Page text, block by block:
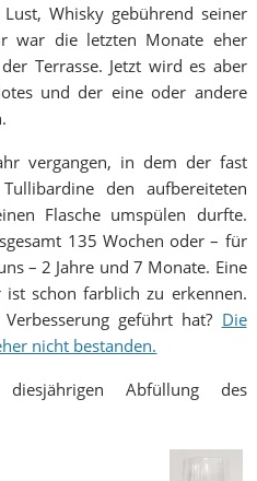
Whisky gebührend seiner
war die letzten Monate eher
Terrasse. Jetzt wird es aber
und der eine oder andere
vergangen, in dem der fast
den aufbereiteten
Flasche umspülen durfte.
135 Wochen oder – für
– 2 Jahre und 7 Monate. Eine
ist schon farblich zu erkennen.
geführt hat? Die
nicht bestanden.
Abfüllung des